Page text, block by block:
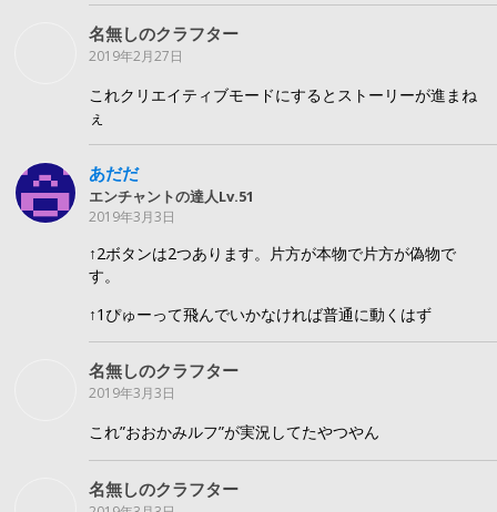
名無しのクラフター
2019年2月27日
これクリエイティブモードにするとストーリーが進まね
ぇ
あだだ
エンチャントの達人Lv.51
2019年3月3日
↑2ボタンは2つあります。片方が本物で片方が偽物で
す。
↑1ぴゅーって飛んでいかなければ普通に動くはず
名無しのクラフター
2019年3月3日
これ”おおかみルフ”が実況してたやつやん
名無しのクラフター